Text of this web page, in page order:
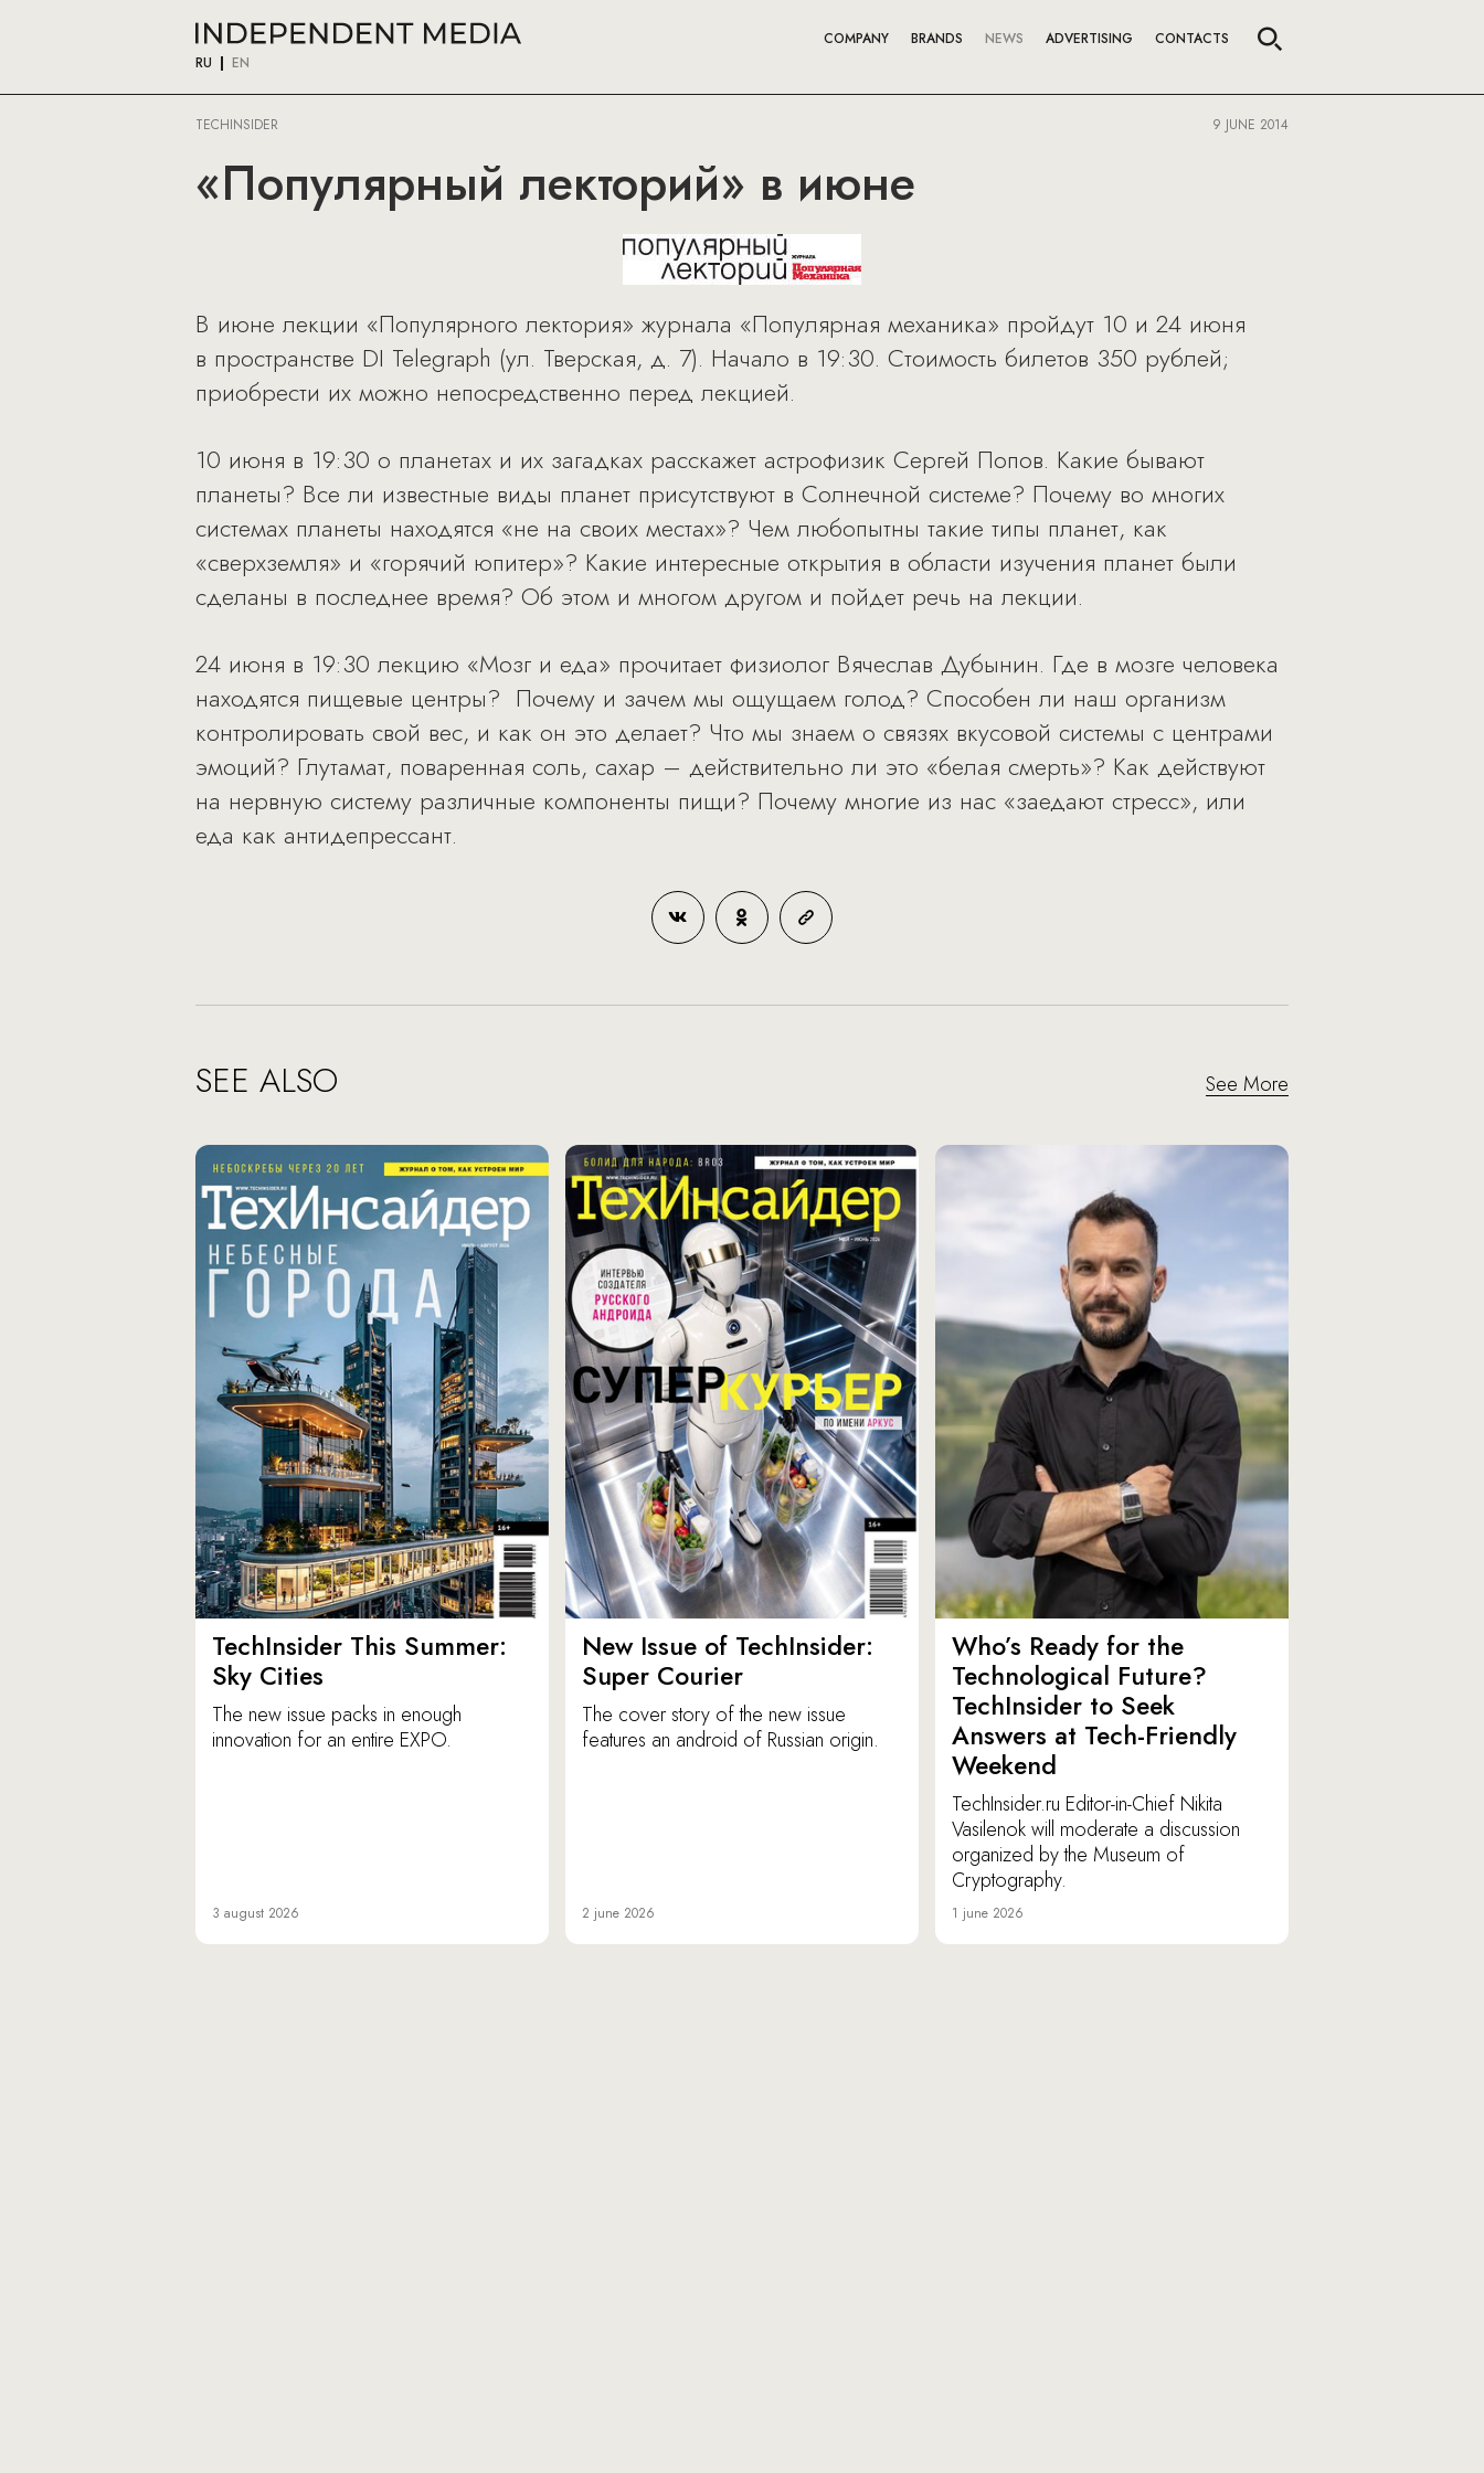
RU EN
COMPANY BRANDS NEWS ADVERTISING CONTACTS
TECHINSIDER 9 JUNE 2014
«Популярный лекторий» в июне
В июне лекции «Популярного лектория» журнала «Популярная механика» пройдут 10 и 24 июня
в пространстве DI Telegraph (ул. Тверская, д. 7). Начало в 19:30. Стоимость билетов 350 рублей;
приобрести их можно непосредственно перед лекцией.
10 июня в 19:30 о планетах и их загадках расскажет астрофизик Сергей Попов. Какие бывают
планеты? Все ли известные виды планет присутствуют в Солнечной системе? Почему во многих
системах планеты находятся «не на своих местах»? Чем любопытны такие типы планет, как
«сверхземля» и «горячий юпитер»? Какие интересные открытия в области изучения планет были
сделаны в последнее время? Об этом и многом другом и пойдет речь на лекции.
24 июня в 19:30 лекцию «Мозг и еда» прочитает физиолог Вячеслав Дубынин. Где в мозге человека
находятся пищевые центры? Почему и зачем мы ощущаем голод? Способен ли наш организм
контролировать свой вес, и как он это делает? Что мы знаем о связях вкусовой системы с центрами
эмоций? Глутамат, поваренная соль, сахар – действительно ли это «белая смерть»? Как действуют
на нервную систему различные компоненты пищи? Почему многие из нас «заедают стресс», или
еда как антидепрессант.
SEE ALSO See More
TechInsider This Summer:
Sky Cities
The new issue packs in enough
innovation for an entire EXPO.
3 august 2026
New Issue of TechInsider:
Super Courier
The cover story of the new issue
features an android of Russian origin.
2 june 2026
Who’s Ready for the
Technological Future?
TechInsider to Seek
Answers at Tech-Friendly
Weekend
TechInsider.ru Editor-in-Chief Nikita
Vasilenok will moderate a discussion
organized by the Museum of
Cryptography.
1 june 2026